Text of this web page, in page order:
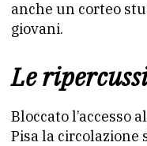
anche un corteo
giovani.
Le
Bloccato l’accesso
Pisa la circolazione